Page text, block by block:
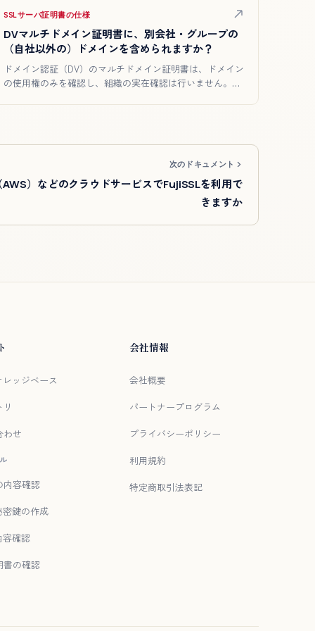
SSLサーバ証明書の仕様
DVマルチドメイン証明書に、別会社・グループの
（自社以外の）ドメインを含められますか？
ドメイン認証（DV）のマルチドメイン証明書は、ドメイン
の使用権のみを確認し、組織の実在確認は行いません。そ
次のドキュメント
）などのクラウドサービスでFujiSSLを利用で
きますか
ッジベース
わせ
内容確認
密鍵の作成
容確認
書の確認
会社情報
会社概要
パートナープログラム
プライバシーポリシー
利用規約
特定商取引法表記